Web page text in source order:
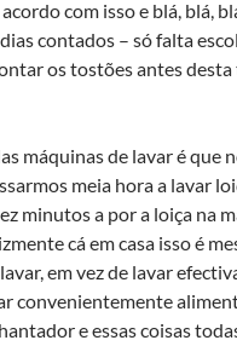
com isso e blá, blá,
contados – só falta
os tostões antes
máquinas de lavar é que
meia hora a lavar
minutos a por a loiça na
cá em casa isso é
em vez de lavar
convenientemente
e essas coisas